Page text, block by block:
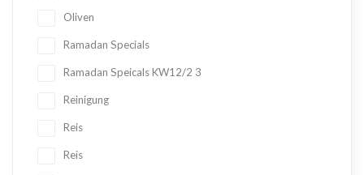
Oliven
Ramadan Specials
Ramadan Speicals KW12/2 3
Reinigung
Reis
Reis